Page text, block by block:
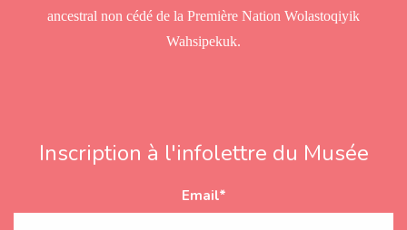
ancestral non cédé de la Première Nation Wolastoqiyik
Wahsipekuk.
Inscription à l'infolettre du Musée
Email*